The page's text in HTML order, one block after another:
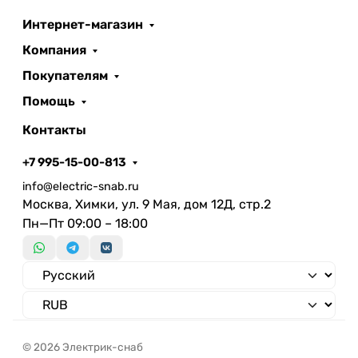
Коэффициент мощности
Индекс энергоэффективности (EEI)
Коэффициент пульсации светового
потока, не более
Интернет-магазин
Компания
Покупателям
Помощь
Контакты
+7 995-15-00-813
info@electric-snab.ru
Москва, Химки, ул. 9 Мая, дом 12Д, стр.2
Пн—Пт 09:00 – 18:00
© 2026 Электрик-снаб